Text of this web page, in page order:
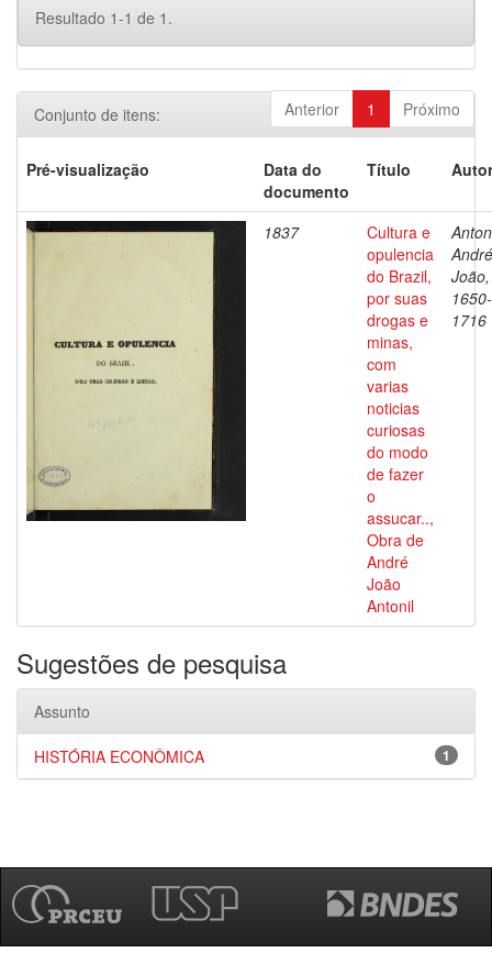
Resultado 1-1 de 1.
Anterior 1 Próximo
Conjunto de itens:
Pré-visualização
Data do
documento
Título
1837
Cultura e
opulencia
do Brazil,
por suas
drogas e
minas,
com
varias
noticias
curiosas
do modo
de fazer
o
assucar..,
Obra de
André
João
Antonil
André
João,
1650-
1716
Sugestões de pesquisa
Assunto
1
HISTÓRIA ECONÔMICA